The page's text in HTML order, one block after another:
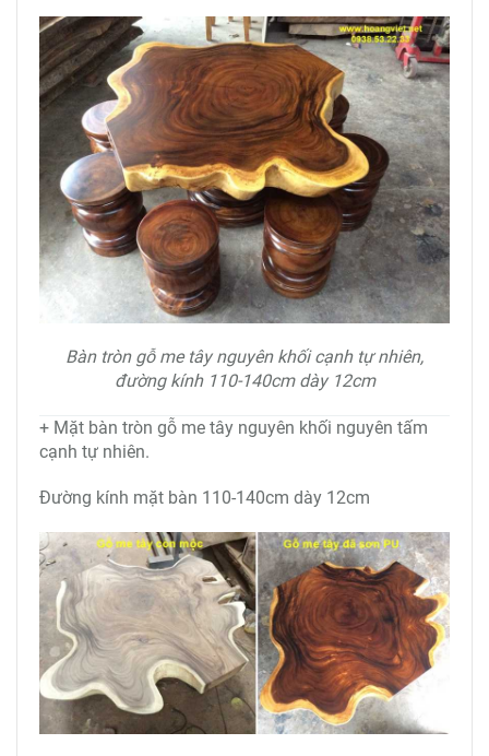
Bàn tròn gỗ me tây nguyên khối cạnh tự nhiên,
đường kính 110-140cm dày 12cm
+ Mặt bàn tròn gỗ me tây nguyên khối nguyên tấm
cạnh tự nhiên.
Đường kính mặt bàn 110-140cm dày 12cm